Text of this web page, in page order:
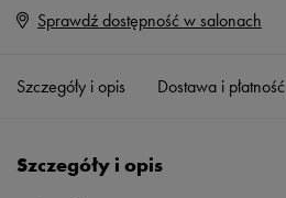
Rozmiary EU
Sprawdź dostępność w salonach
Szczegóły i opis Dostawa i płatność
Szczegóły i opis